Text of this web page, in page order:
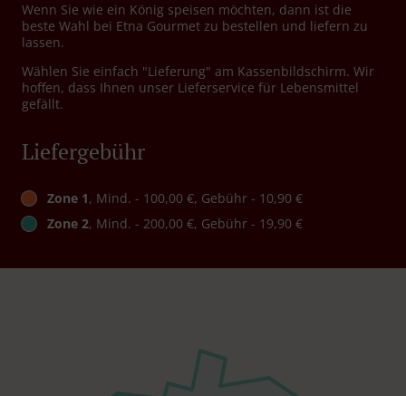
Wenn Sie wie ein König speisen möchten, dann ist die
beste Wahl bei Etna Gourmet zu bestellen und liefern zu
lassen.
Wählen Sie einfach "Lieferung" am Kassenbildschirm. Wir
hoffen, dass Ihnen unser Lieferservice für Lebensmittel
gefällt.
Liefergebühr
Zone 1, Mind. - 100,00 €, Gebühr - 10,90 €
Zone 2, Mind. - 200,00 €, Gebühr - 19,90 €